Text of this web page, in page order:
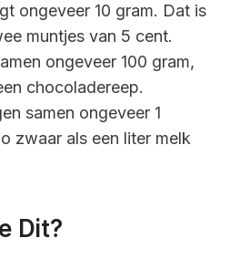
ongeveer 10 gram. Dat is
muntjes van 5 cent.
ongeveer 100 gram,
chocoladereep.
samen ongeveer 1
zwaar als een liter melk
Dit?